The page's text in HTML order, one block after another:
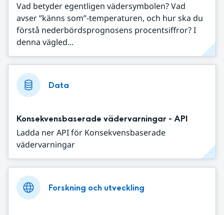
Vad betyder egentligen vädersymbolen? Vad
avser ”känns som”-temperaturen, och hur ska du
förstå nederbördsprognosens procentsiffror? I
denna vägled...
Data
Konsekvensbaserade vädervarningar - API
Ladda ner API för Konsekvensbaserade
vädervarningar
Forskning och utveckling